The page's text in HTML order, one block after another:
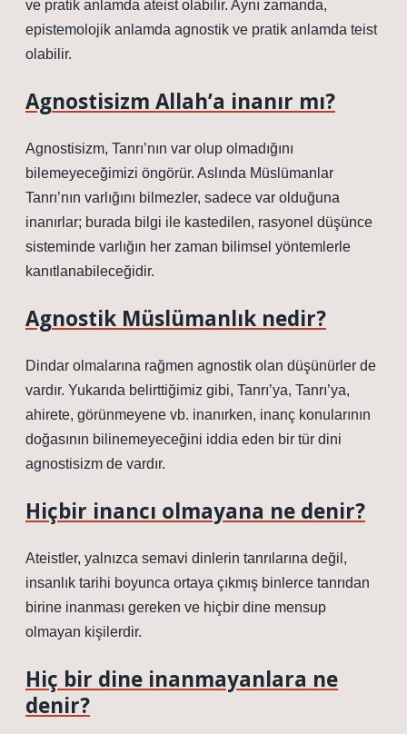
ve pratik anlamda ateist olabilir. Aynı zamanda,
epistemolojik anlamda agnostik ve pratik anlamda teist
olabilir.
Agnostisizm Allah’a inanır mı?
Agnostisizm, Tanrı’nın var olup olmadığını
bilemeyeceğimizi öngörür. Aslında Müslümanlar
Tanrı’nın varlığını bilmezler, sadece var olduğuna
inanırlar; burada bilgi ile kastedilen, rasyonel düşünce
sisteminde varlığın her zaman bilimsel yöntemlerle
kanıtlanabileceğidir.
Agnostik Müslümanlık nedir?
Dindar olmalarına rağmen agnostik olan düşünürler de
vardır. Yukarıda belirttiğimiz gibi, Tanrı’ya, Tanrı’ya,
ahirete, görünmeyene vb. inanırken, inanç konularının
doğasının bilinemeyeceğini iddia eden bir tür dini
agnostisizm de vardır.
Hiçbir inancı olmayana ne denir?
Ateistler, yalnızca semavi dinlerin tanrılarına değil,
insanlık tarihi boyunca ortaya çıkmış binlerce tanrıdan
birine inanması gereken ve hiçbir dine mensup
olmayan kişilerdir.
Hiç bir dine inanmayanlara ne
denir?